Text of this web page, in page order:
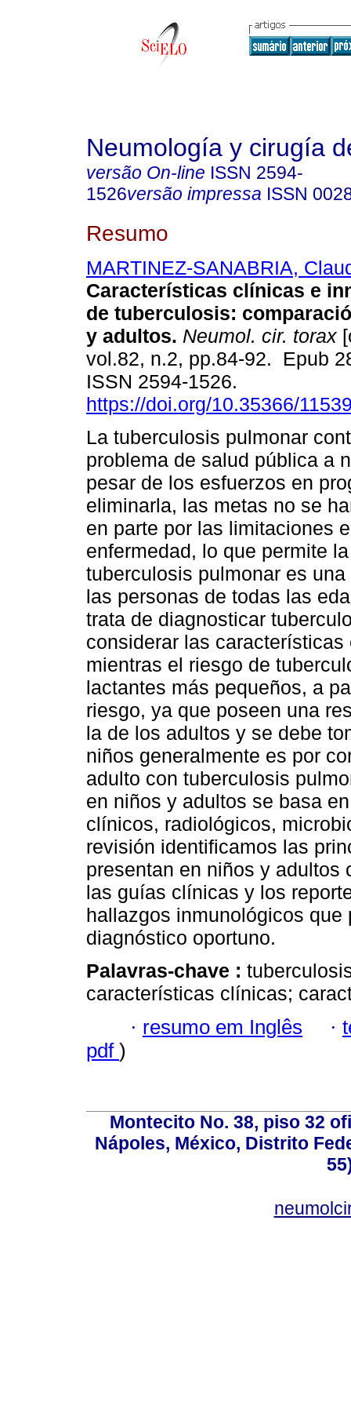
Neumología y cirugía
versão On-line ISSN 2594-
1526versão impressa ISSN
Resumo
MARTINEZ-SANABRIA,
Características clínicas e
de tuberculosis:
y adultos. Neumol. cir. torax
vol.82, n.2, pp.84-92. Epub
ISSN 2594-1526.
https://doi.org/10.35366/
La tuberculosis pulmonar
problema de salud pública a
pesar de los esfuerzos en
eliminarla, las metas no se
en parte por las limitaciones
enfermedad, lo que permite
tuberculosis pulmonar es
las personas de todas las
trata de diagnosticar
considerar las
mientras el riesgo de
lactantes más pequeños, a
riesgo, ya que poseen una
la de los adultos y se debe
niños generalmente es por
adulto con tuberculosis
en niños y adultos se basa
clínicos, radiológicos,
revisión identificamos las
presentan en niños y adultos
las guías clínicas y los
hallazgos inmunológicos
diagnóstico oportuno.
Palavras-chave :
características clínicas;
· resumo em Inglês ·
pdf )
Montecito No. 38, piso 32
Nápoles, México, Distrito